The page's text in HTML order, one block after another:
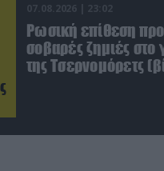
07.08.2026 | 23:02
Ρωσική επίθεση
σοβαρές ζημιές στο
της Τσερνομόρετς